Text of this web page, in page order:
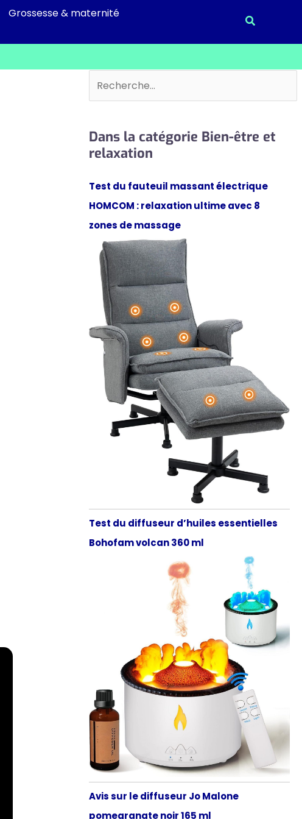
Grossesse & maternité
Rechercher
Dans la catégorie Bien-être et
relaxation
Test du fauteuil massant électrique
HOMCOM : relaxation ultime avec 8
zones de massage
Test du diffuseur d’huiles essentielles
Bohofam volcan 360 ml
Avis sur le diffuseur Jo Malone
pomegranate noir 165 ml